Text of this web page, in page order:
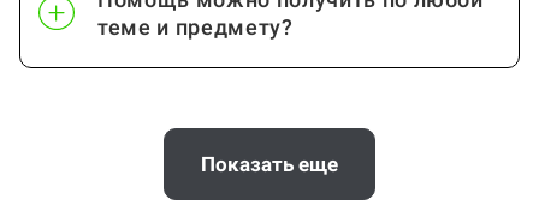
теме и предмету?
Помощь с услугой Дневник по
практике нужна срочно
(консультация по Дневнику по
Показать еще